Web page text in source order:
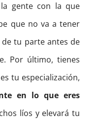
gente con la que
que no va a tener
tu parte antes de
Por último, tienes
tu especialización,
en lo que eres
líos y elevará tu